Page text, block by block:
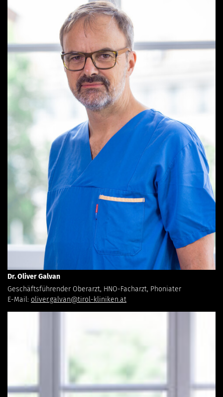
Dr. Oliver Galvan
Geschäftsführender Oberarzt, HNO-Facharzt, Phoniater
E-Mail: oliver.galvan@tirol-kliniken.at